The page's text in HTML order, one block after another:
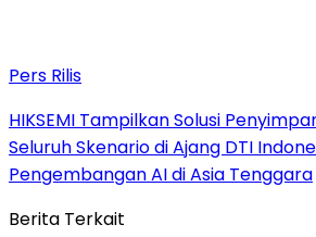
Pers Rilis
HIKSEMI Tampilkan Solusi
Seluruh Skenario di Ajang DTI
Pengembangan AI di Asia Tenggara
Berita Terkait